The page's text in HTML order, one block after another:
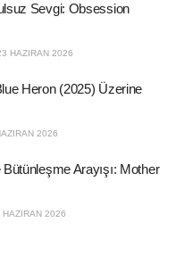
Sevgi: Obsession
HAZIRAN 2026
Heron (2025) Üzerine
2026
Arayışı: Mother
HAZIRAN 2026